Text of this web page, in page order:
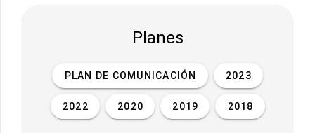
Planes
PLAN DE COMUNICACIÓN 2023
2022 2020 2019 2018